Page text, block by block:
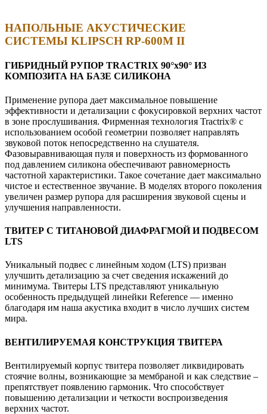
НАПОЛЬНЫЕ АКУСТИЧЕСКИЕ
СИСТЕМЫ KLIPSCH RP-600M II
ГИБРИДНЫЙ РУПОР TRACTRIX 90°х90° ИЗ
КОМПОЗИТА НА БАЗЕ СИЛИКОНА
Применение рупора дает максимальное повышение
эффективности и детализации с фокусировкой верхних частот
в зоне прослушивания. Фирменная технология Tractrix® с
использованием особой геометрии позволяет направлять
звуковой поток непосредственно на слушателя.
Фазовыравнивающая пуля и поверхность из формованного
под давлением силикона обеспечивают равномерность
частотной характеристики. Такое сочетание дает максимально
чистое и естественное звучание. В моделях второго поколения
увеличен размер рупора для расширения звуковой сцены и
улучшения направленности.
ТВИТЕР С ТИТАНОВОЙ ДИАФРАГМОЙ И ПОДВЕСОМ
LTS
Уникальный подвес с линейным ходом (LTS) призван
улучшить детализацию за счет сведения искажений до
минимума. Твитеры LTS представляют уникальную
особенность предыдущей линейки Reference — именно
благодаря им наша акустика входит в число лучших систем
мира.
ВЕНТИЛИРУЕМАЯ КОНСТРУКЦИЯ ТВИТЕРА
Вентилируемый корпус твитера позволяет ликвидировать
стоячие волны, возникающие за мембраной и как следствие –
препятствует появлению гармоник. Что способствует
повышению детализации и четкости воспроизведения
верхних частот.